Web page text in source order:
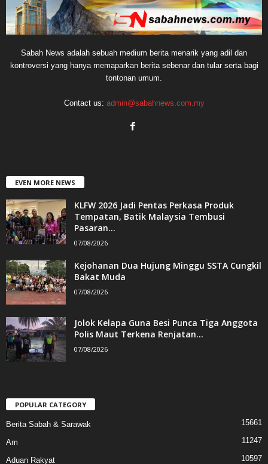
Sabah News adalah sebuah medium berita menarik yang adil dan
kontroversi yang hanya memaparkan berita sebenar dan tular serta bagi
tontonan umum.
Contact us: admin@sabahnews.com.my
EVEN MORE NEWS
KLFW 2026 Jadi Pentas Perkasa Produk
Tempatan, Batik Malaysia Tembusi
Pasaran...
07/08/2026
Kejohanan Dua Hujung Minggu SSTA Cungkil
Bakat Muda
07/08/2026
Jolok Kelapa Guna Besi Punca Tiga Anggota
Polis Maut Terkena Renjatan...
07/08/2026
POPULAR CATEGORY
Berita Sabah & Sarawak 15661
Am 11247
Aduan Rakyat 10597